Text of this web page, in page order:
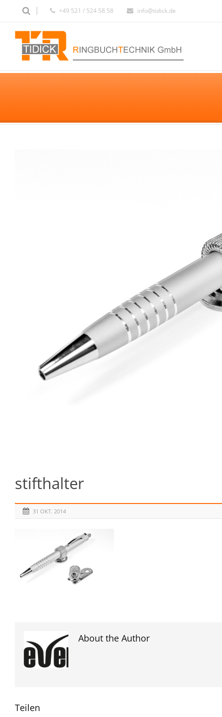
+49 521 / 524 58 58 info@tidick.de
stifthalter
31 OKT. 2014
About the Author
Teilen